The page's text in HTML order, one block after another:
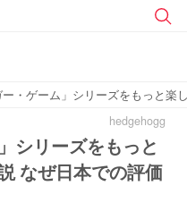
・ゲーム」シリーズをもっと楽
hedgehogg
シリーズをもっと
なぜ日本での評価